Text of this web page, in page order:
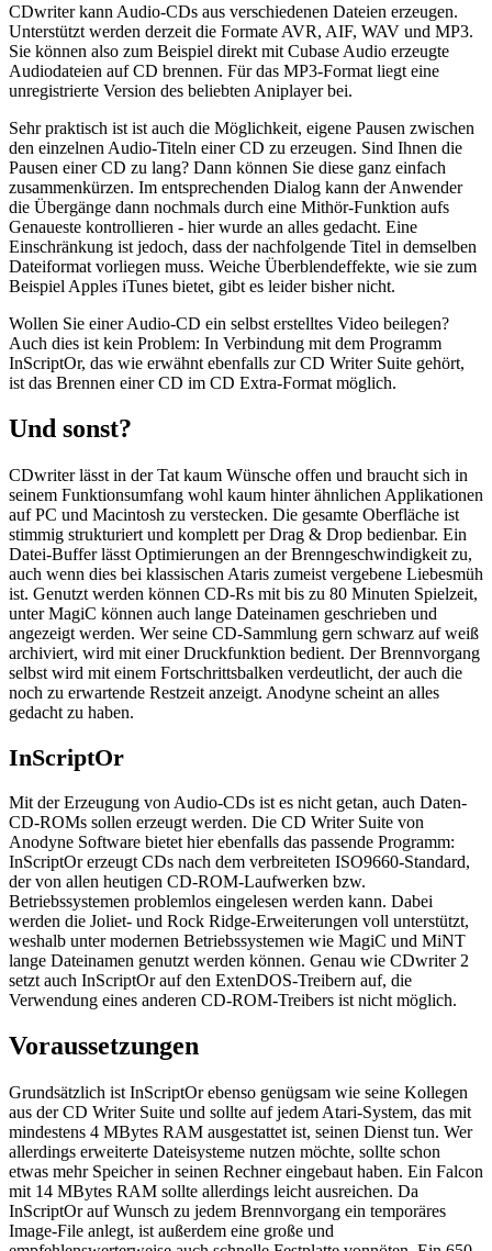
CDwriter kann Audio-CDs aus verschiedenen Dateien erzeugen.
Unterstützt werden derzeit die Formate AVR, AIF, WAV und MP3.
Sie können also zum Beispiel direkt mit Cubase Audio erzeugte
Audiodateien auf CD brennen. Für das MP3-Format liegt eine
unregistrierte Version des beliebten Aniplayer bei.
Sehr praktisch ist ist auch die Möglichkeit, eigene Pausen zwischen
den einzelnen Audio-Titeln einer CD zu erzeugen. Sind Ihnen die
Pausen einer CD zu lang? Dann können Sie diese ganz einfach
zusammenkürzen. Im entsprechenden Dialog kann der Anwender
die Übergänge dann nochmals durch eine Mithör-Funktion aufs
Genaueste kontrollieren - hier wurde an alles gedacht. Eine
Einschränkung ist jedoch, dass der nachfolgende Titel in demselben
Dateiformat vorliegen muss. Weiche Überblendeffekte, wie sie zum
Beispiel Apples iTunes bietet, gibt es leider bisher nicht.
Wollen Sie einer Audio-CD ein selbst erstelltes Video beilegen?
Auch dies ist kein Problem: In Verbindung mit dem Programm
InScriptOr, das wie erwähnt ebenfalls zur CD Writer Suite gehört,
ist das Brennen einer CD im CD Extra-Format möglich.
Und sonst?
CDwriter lässt in der Tat kaum Wünsche offen und braucht sich in
seinem Funktionsumfang wohl kaum hinter ähnlichen Applikationen
auf PC und Macintosh zu verstecken. Die gesamte Oberfläche ist
stimmig strukturiert und komplett per Drag & Drop bedienbar. Ein
Datei-Buffer lässt Optimierungen an der Brenngeschwindigkeit zu,
auch wenn dies bei klassischen Ataris zumeist vergebene Liebesmüh
ist. Genutzt werden können CD-Rs mit bis zu 80 Minuten Spielzeit,
unter MagiC können auch lange Dateinamen geschrieben und
angezeigt werden. Wer seine CD-Sammlung gern schwarz auf weiß
archiviert, wird mit einer Druckfunktion bedient. Der Brennvorgang
selbst wird mit einem Fortschrittsbalken verdeutlicht, der auch die
noch zu erwartende Restzeit anzeigt. Anodyne scheint an alles
gedacht zu haben.
InScriptOr
Mit der Erzeugung von Audio-CDs ist es nicht getan, auch Daten-
CD-ROMs sollen erzeugt werden. Die CD Writer Suite von
Anodyne Software bietet hier ebenfalls das passende Programm:
InScriptOr erzeugt CDs nach dem verbreiteten ISO9660-Standard,
der von allen heutigen CD-ROM-Laufwerken bzw.
Betriebssystemen problemlos eingelesen werden kann. Dabei
werden die Joliet- und Rock Ridge-Erweiterungen voll unterstützt,
weshalb unter modernen Betriebssystemen wie MagiC und MiNT
lange Dateinamen genutzt werden können. Genau wie CDwriter 2
setzt auch InScriptOr auf den ExtenDOS-Treibern auf, die
Verwendung eines anderen CD-ROM-Treibers ist nicht möglich.
Voraussetzungen
Grundsätzlich ist InScriptOr ebenso genügsam wie seine Kollegen
aus der CD Writer Suite und sollte auf jedem Atari-System, das mit
mindestens 4 MBytes RAM ausgestattet ist, seinen Dienst tun. Wer
allerdings erweiterte Dateisysteme nutzen möchte, sollte schon
etwas mehr Speicher in seinen Rechner eingebaut haben. Ein Falcon
mit 14 MBytes RAM sollte allerdings leicht ausreichen. Da
InScriptOr auf Wunsch zu jedem Brennvorgang ein temporäres
Image-File anlegt, ist außerdem eine große und